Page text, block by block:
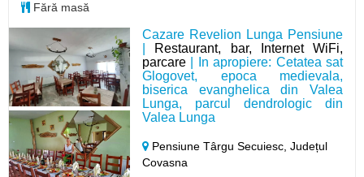
Cazare Revelion Lunga Pensiune
Restaurant, bar, Internet WiFi,
parcare | In apropiere: Cetatea sat
Glogovet, epoca medievala,
biserica evanghelica din Valea
Lunga, parcul dendrologic din
Valea Lunga
Pensiune Târgu Secuiesc,Județul
Covasna
Fără masă